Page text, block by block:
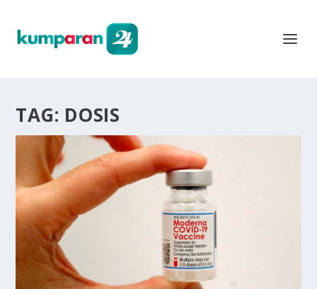
TAG: DOSIS